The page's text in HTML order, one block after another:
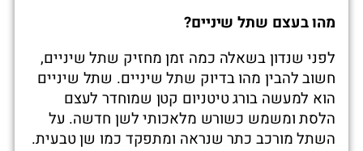
מהו בעצם שתל שיניים?
לפני שנדון בשאלה כמה זמן מחזיק שתל שיניים,
חשוב להבין מהו בדיוק שתל שיניים. שתל שיניים
הוא למעשה בורג טיטניום קטן שמוחדר לעצם
הלסת ומשמש כשורש מלאכותי לשן חדשה. על
השתל מורכב כתר שנראה ומתפקד כמו שן טבעית.